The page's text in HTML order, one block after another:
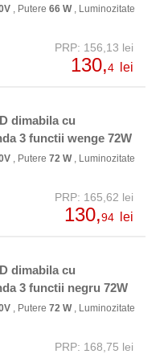
, Putere 66 W, Luminozitate
PRP: 156,13 lei
130,4 lei
dimabila cu
3 functii wenge 72W
, Putere 72 W, Luminozitate
PRP: 165,62 lei
130,94 lei
dimabila cu
3 functii negru 72W
, Putere 72 W, Luminozitate
PRP: 168,75 lei